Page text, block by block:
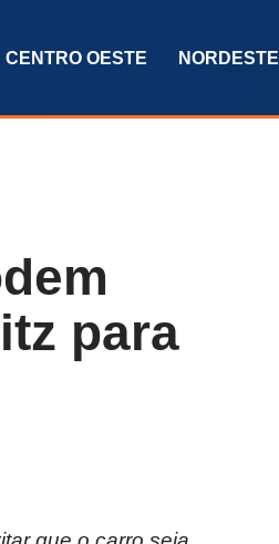
CENTRO OESTE NORDESTE
para